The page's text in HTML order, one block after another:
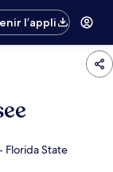
l’appli
Florida State